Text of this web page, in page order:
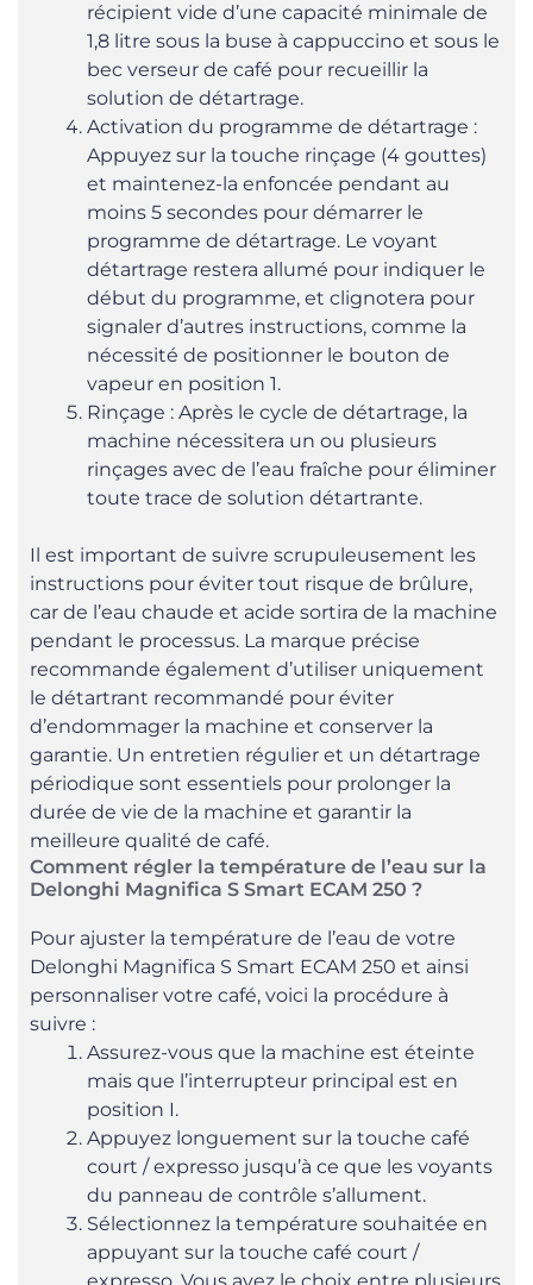
récipient vide d’une capacité minimale de
1,8 litre sous la buse à cappuccino et sous le
bec verseur de café pour recueillir la
solution de détartrage.
Activation du programme de détartrage :
Appuyez sur la touche rinçage (4 gouttes)
et maintenez-la enfoncée pendant au
moins 5 secondes pour démarrer le
programme de détartrage. Le voyant
détartrage restera allumé pour indiquer le
début du programme, et clignotera pour
signaler d’autres instructions, comme la
nécessité de positionner le bouton de
vapeur en position 1.
Rinçage : Après le cycle de détartrage, la
machine nécessitera un ou plusieurs
rinçages avec de l’eau fraîche pour éliminer
toute trace de solution détartrante.
Il est important de suivre scrupuleusement les
instructions pour éviter tout risque de brûlure,
car de l’eau chaude et acide sortira de la machine
pendant le processus. La marque précise
recommande également d’utiliser uniquement
le détartrant recommandé pour éviter
d’endommager la machine et conserver la
garantie. Un entretien régulier et un détartrage
périodique sont essentiels pour prolonger la
durée de vie de la machine et garantir la
meilleure qualité de café.
Comment régler la température de l’eau sur la
Delonghi Magnifica S Smart ECAM 250 ?
Pour ajuster la température de l’eau de votre
Delonghi Magnifica S Smart ECAM 250 et ainsi
personnaliser votre café, voici la procédure à
suivre :
Assurez-vous que la machine est éteinte
mais que l’interrupteur principal est en
position I.
Appuyez longuement sur la touche café
court / expresso jusqu’à ce que les voyants
du panneau de contrôle s’allument.
Sélectionnez la température souhaitée en
appuyant sur la touche café court /